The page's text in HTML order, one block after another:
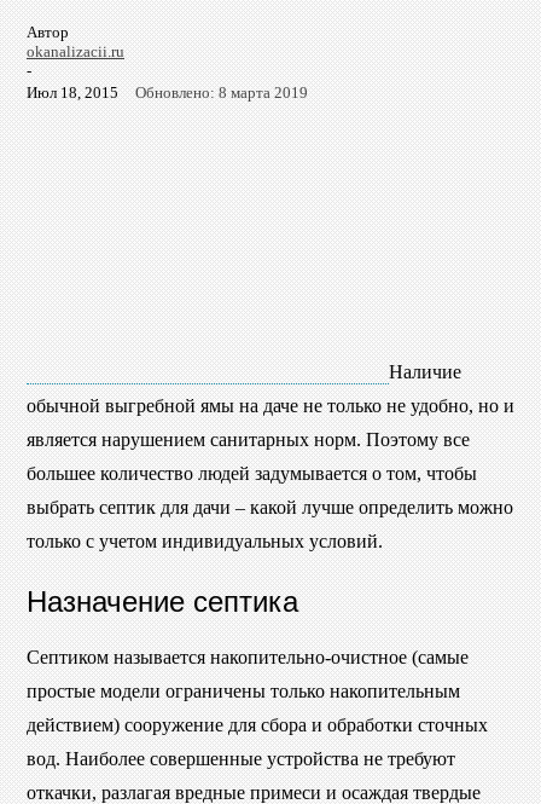
Автор
okanalizacii.ru
-
Июл 18, 2015
Обновлено: 8 марта 2019
Наличие
обычной выгребной ямы на даче не только не удобно, но и
является нарушением санитарных норм. Поэтому все
большее количество людей задумывается о том, чтобы
выбрать септик для дачи – какой лучше определить можно
только с учетом индивидуальных условий.
Назначение септика
Септиком называется накопительно-очистное (самые
простые модели ограничены только накопительным
действием) сооружение для сбора и обработки сточных
вод. Наиболее совершенные устройства не требуют
откачки, разлагая вредные примеси и осаждая твердые